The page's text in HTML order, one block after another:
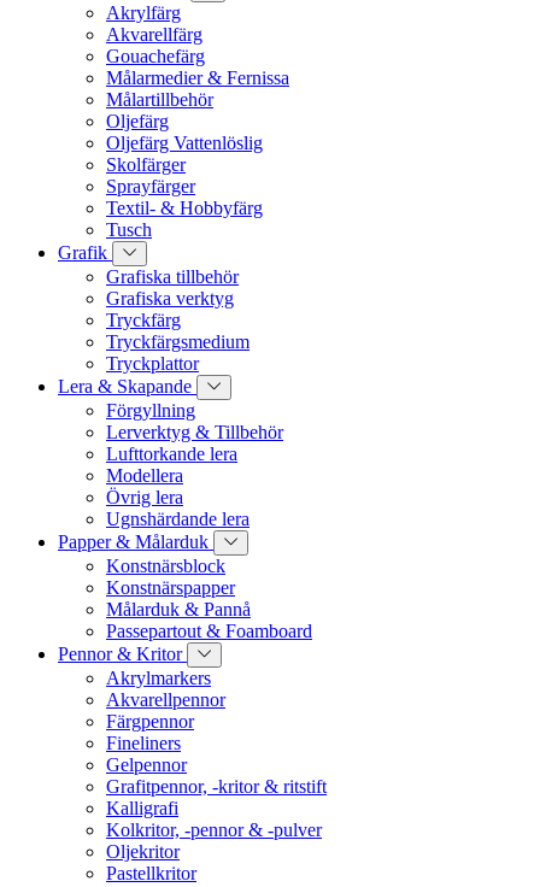
Akrylfärg
Akvarellfärg
Gouachefärg
Målarmedier & Fernissa
Målartillbehör
Oljefärg
Oljefärg Vattenlöslig
Skolfärger
Sprayfärger
Textil- & Hobbyfärg
Tusch
Grafik
Grafiska tillbehör
Grafiska verktyg
Tryckfärg
Tryckfärgsmedium
Tryckplattor
Lera & Skapande
Förgyllning
Lerverktyg & Tillbehör
Lufttorkande lera
Modellera
Övrig lera
Ugnshärdande lera
Papper & Målarduk
Konstnärsblock
Konstnärspapper
Målarduk & Pannå
Passepartout & Foamboard
Pennor & Kritor
Akrylmarkers
Akvarellpennor
Färgpennor
Fineliners
Gelpennor
Grafitpennor, -kritor & ritstift
Kalligrafi
Kolkritor, -pennor & -pulver
Oljekritor
Pastellkritor